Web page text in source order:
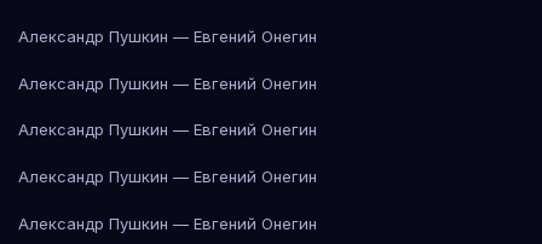
Александр Пушкин — Евгений Онегин
Александр Пушкин — Евгений Онегин
Александр Пушкин — Евгений Онегин
Александр Пушкин — Евгений Онегин
Александр Пушкин — Евгений Онегин